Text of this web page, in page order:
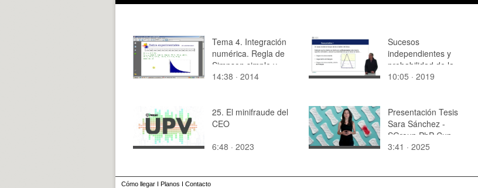
Tema 4. Integración
numérica. Regla de
Simpson simple y
compuesta
14:38 · 2014
Sucesos
independientes y
probabilidad de la
intersección
10:05 · 2019
25. El minifraude del
CEO
6:48 · 2023
Presentación Tesis
Sara Sánchez -
SGroup PhP Cup
3:41 · 2025
Cómo llegar I Planos I Contacto